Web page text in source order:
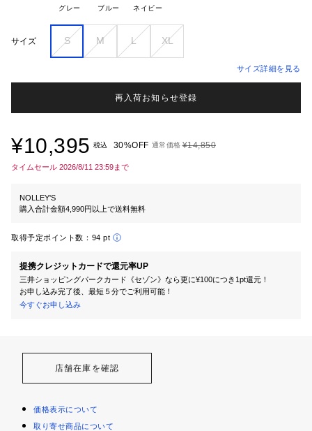
グレー ブルー ネイビー
サイズ S M L XL
サイズ詳細を見る
再入荷お知らせ登録
¥10,395 税込 30%OFF 通常価格 ¥14,850
タイムセール 2026/8/11 23:59まで
NOLLEY'S
購入合計金額4,990円以上で送料無料
取得予定ポイント数： 94 pt
提携クレジットカードで還元率UP
三井ショッピングパークカード《セゾン》なら更に¥100につき1pt還元！
お申し込み完了後、最短５分でご利用可能！
今すぐお申し込み
店舗在庫を確認
価格表示について
取り寄せ商品について